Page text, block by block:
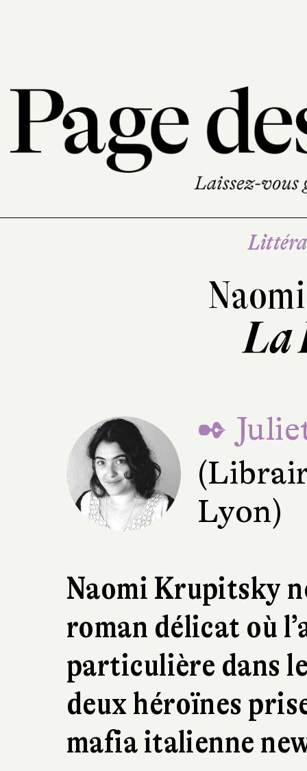
La
✒
Lyon)
Naomi Krupitsky
roman délicat où
particulière dans
deux héroïnes
mafia italienne